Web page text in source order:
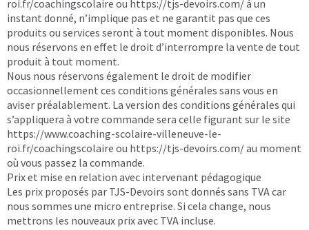
roi.fr/coachingscolaire ou https://tjs-devoirs.com/à un
instant donné, n’implique pas et ne garantit pas que ces
produits ou services seront à tout moment disponibles. Nous
nous réservons en effet le droit d’interrompre la vente de tout
produit à tout moment.
Nous nous réservons également le droit de modifier
occasionnellement ces conditions générales sans vous en
aviser préalablement. La version des conditions générales qui
s’appliquera à votre commande sera celle figurant sur le site
https://www.coaching-scolaire-villeneuve-le-
roi.fr/coachingscolaire ou https://tjs-devoirs.com/au moment
où vous passez la commande.
Prix et mise en relation avec intervenant pédagogique
Les prix proposés par TJS-Devoirs sont donnés sans TVA car
nous sommes une micro entreprise. Si cela change, nous
mettrons les nouveaux prix avec TVA incluse.